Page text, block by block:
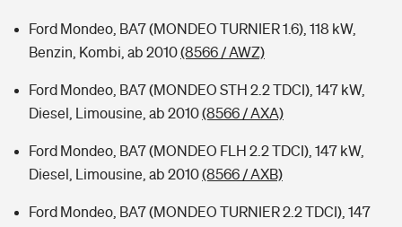
Ford Mondeo, BA7 (MONDEO TURNIER 1.6), 118 kW,
Benzin, Kombi, ab 2010(8566 / AWZ)
Ford Mondeo, BA7 (MONDEO STH 2.2 TDCI), 147 kW,
Diesel, Limousine, ab 2010(8566 / AXA)
Ford Mondeo, BA7 (MONDEO FLH 2.2 TDCI), 147 kW,
Diesel, Limousine, ab 2010(8566 / AXB)
Ford Mondeo, BA7 (MONDEO TURNIER 2.2 TDCI), 147